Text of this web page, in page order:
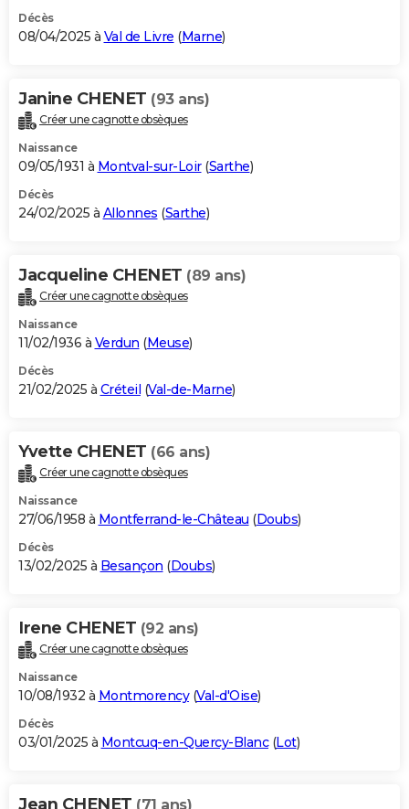
Décès
08/04/2025 à Val de Livre (Marne)
Janine CHENET (93 ans)
Créer une cagnotte obsèques
Naissance
09/05/1931 à Montval-sur-Loir(Sarthe)
Décès
24/02/2025 à Allonnes (Sarthe)
Jacqueline CHENET (89 ans)
Créer une cagnotte obsèques
Naissance
11/02/1936 à Verdun (Meuse)
Décès
21/02/2025 à Créteil (Val-de-Marne)
Yvette CHENET (66 ans)
Créer une cagnotte obsèques
Naissance
27/06/1958 à Montferrand-le-Château (Doubs)
Décès
13/02/2025 à Besançon (Doubs)
Irene CHENET (92 ans)
Créer une cagnotte obsèques
Naissance
10/08/1932 à Montmorency(Val-d'Oise)
Décès
03/01/2025 à Montcuq-en-Quercy-Blanc(Lot)
Jean CHENET (71 ans)